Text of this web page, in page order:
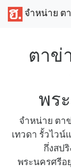
จำหน่าย ต
ตาข่
พร
จำหน่าย ตา
เทวดา รั้วไวน์
กึ่งสป
พระนครศรีอ